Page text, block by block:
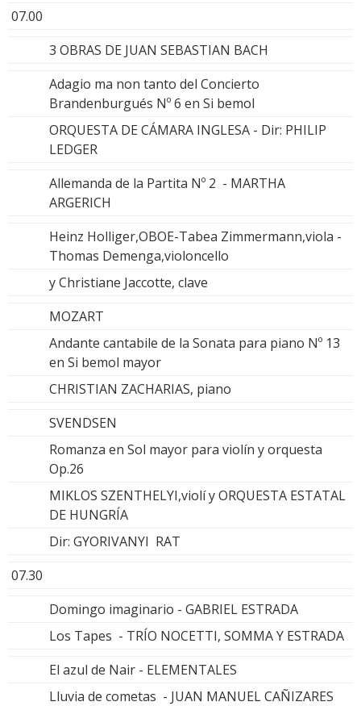
07.00
3 OBRAS DE JUAN SEBASTIAN BACH
Adagio ma non tanto del Concierto
Brandenburgués Nº 6 en Si bemol
ORQUESTA DE CÁMARA INGLESA - Dir: PHILIP
LEDGER
Allemanda de la Partita Nº 2 - MARTHA
ARGERICH
Heinz Holliger,OBOE-Tabea Zimmermann,viola -
Thomas Demenga,violoncello
y Christiane Jaccotte, clave
MOZART
Andante cantabile de la Sonata para piano Nº 13
en Si bemol mayor
CHRISTIAN ZACHARIAS, piano
SVENDSEN
Romanza en Sol mayor para violín y orquesta
Op.26
MIKLOS SZENTHELYI,violí y ORQUESTA ESTATAL
DE HUNGRÍA
Dir: GYORIVANYI RAT
07.30
Domingo imaginario - GABRIEL ESTRADA
Los Tapes - TRÍO NOCETTI, SOMMA Y ESTRADA
El azul de Nair - ELEMENTALES
Lluvia de cometas - JUAN MANUEL CAÑIZARES